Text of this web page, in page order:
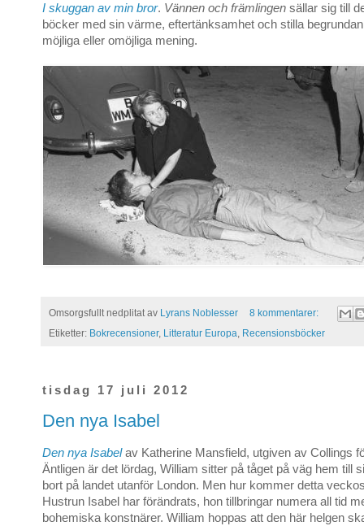
I skuggan av min bror. Vännen och främlingen sällar sig till
böcker med sin värme, eftertänksamhet och stilla
möjliga eller omöjliga mening.
Omsorgsfullt nedplitat av Lyrans Noblesser
8 kommentarer:
Etiketter: Bokrecensioner, Litteratur Europa Recensionsböcker
tisdag 17 juli 2012
Den nya Isabel
Den nya Isabelav Katherine Mansfield, utgiven av Collings
Äntligen är det lördag, William sitter på tåget på väg hem till
bort på landet utanför London. Men hur kommer detta
Hustrun Isabel har förändrats, hon tillbringar numera all tid
bohemiska konstnärer. William hoppas att den här helgen